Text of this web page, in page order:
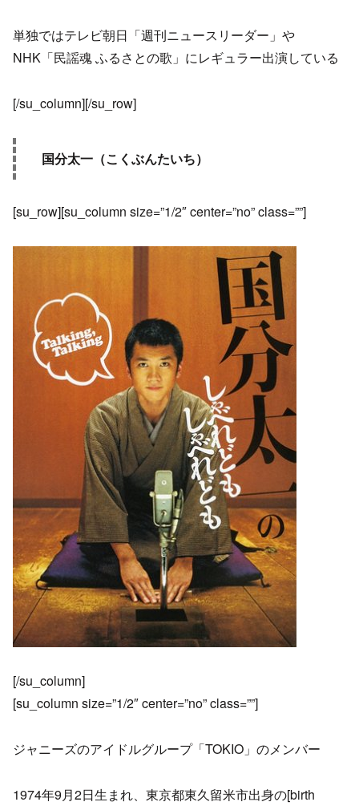
単独ではテレビ朝日「週刊ニュースリーダー」や
NHK「民謡魂 ふるさとの歌」にレギュラー出演している
[/su_column][/su_row]
国分太一（こくぶんたいち）
[su_row][su_column size=”1/2″ center=”no” class=””]
[/su_column]
[su_column size=”1/2″ center=”no” class=””]
ジャニーズのアイドルグループ「TOKIO」のメンバー
1974年9月2日生まれ、東京都東久留米市出身の[birth